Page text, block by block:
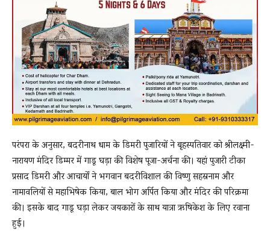
परंपरा के अनुसार, बदरीनाथ धाम के डिमरी पुजारियों ने बृहस्पतिवार को श्रीलक्ष्मी-
नारायण मंदिर डिम्मर में गाडू घड़ा की विशेष पूजा-अर्चना की। यहां पुजारी टीका
प्रसाद डिमरी और आचार्यों ने भगवान बदरीविशाल की विष्णु सहस्रनाम और
नामावलियों से महाभिषेक किया, बाल भोग अर्पित किया और मंदिर की परिक्रमा
की। इसके बाद गाडू घड़ा लेकर जयकारों के साथ यात्रा ऋषिकेश के लिए रवाना
हुई।